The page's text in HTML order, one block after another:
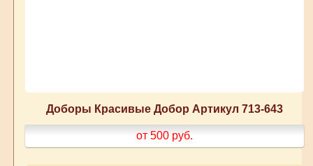
Доборы Красивые Добор Артикул 713-643
от 500 руб.